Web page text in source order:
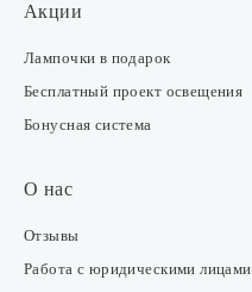
Акции
Лампочки в подарок
Бесплатный проект освещения
Бонусная система
О нас
Отзывы
Работа с юридическими лицами